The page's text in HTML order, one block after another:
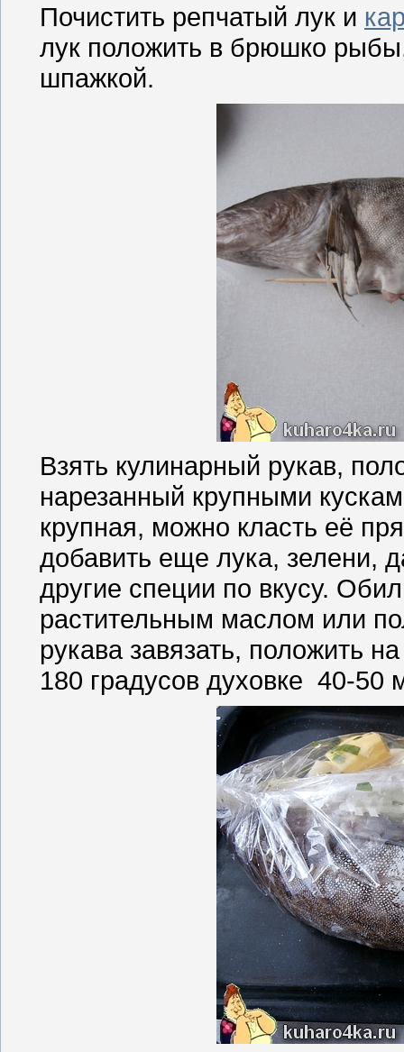
Почистить репчатый лук и
лук положить в брюшко
шпажкой.
Взять кулинарный рукав,
нарезанный крупными
крупная, можно класть её
добавить еще лука, зелени,
другие специи по вкусу.
растительным маслом или
рукава завязать, положить
180 градусов духовке 40-50